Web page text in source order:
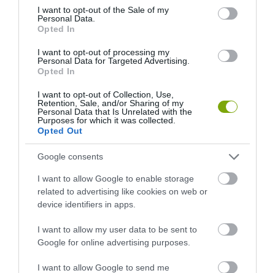
consent section.
I want to opt-out of the Sale of my
Personal Data.
Opted In
I want to opt-out of processing my
Personal Data for Targeted Advertising.
Opted In
I want to opt-out of Collection, Use,
Retention, Sale, and/or Sharing of my
Personal Data that Is Unrelated with the
Purposes for which it was collected.
Opted Out
Google consents
I want to allow Google to enable storage
related to advertising like cookies on web or
device identifiers in apps.
I want to allow my user data to be sent to
Google for online advertising purposes.
I want to allow Google to send me
NYÍLIK A VÉDETT KOCKÁSLILIOM, EGY TÚRA KERETÉBEN MI IS
MEGCSODÁLHATJUK
HASONLÓ ÉRDEKESSÉGEK